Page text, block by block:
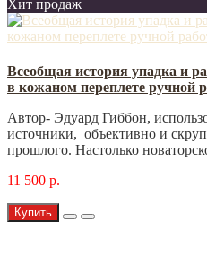
Хит продаж
Всеобщая история упадка и
в кожаном переплете ручной
Автор- Эдуард Гиббон,
источники, объективно и
прошлого. Настолько
11 500 р.
Купить